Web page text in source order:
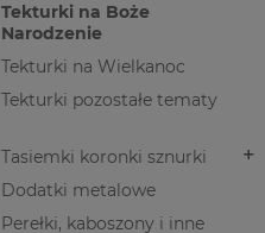
Tekturki na Boże
Narodzenie
Tekturki na Wielkanoc
Tekturki pozostałe tematy
Tasiemki koronki sznurki
Dodatki metalowe
Perełki, kaboszony i inne